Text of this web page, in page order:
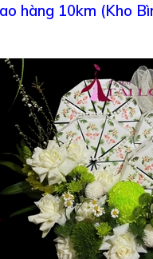
hàng 10km (Kho